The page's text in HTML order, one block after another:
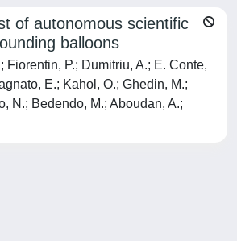
of autonomous scientific
balloons
Fiorentin, P.; Dumitriu, A.; E. Conte,
E.; Kahol, O.; Ghedin, M.;
N.; Bedendo, M.; Aboudan, A.;